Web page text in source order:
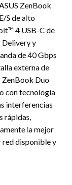
ZenBook
S de alto
4 USB-C de
Delivery y
de 40 Gbps
externa de
ZenBook Duo
con tecnología
interferencias
rápidas,
la mejor
red disponible y